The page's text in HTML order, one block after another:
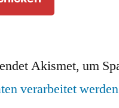
Akismet, um
verarbeitet